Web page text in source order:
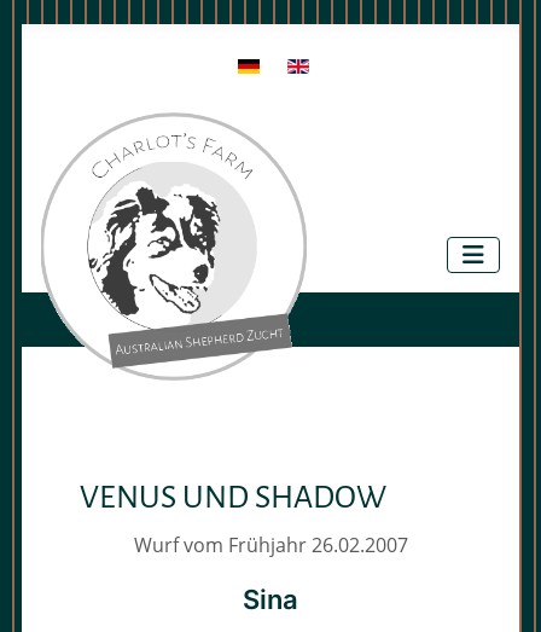
VENUS UND SHADOW
Wurf vom Frühjahr 26.02.2007
Sina